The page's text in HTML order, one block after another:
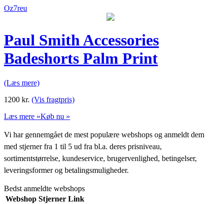
Oz7reu
Paul Smith Accessories
Badeshorts Palm Print
(Læs mere)
1200 kr. (Vis fragtpris)
Læs mere »Køb nu »
Vi har gennemgået de mest populære webshops og anmeldt dem
med stjerner fra 1 til 5 ud fra bl.a. deres prisniveau,
sortimentstørrelse, kundeservice, brugervenlighed, betingelser,
leveringsformer og betalingsmuligheder.
Bedst anmeldte webshops
Webshop Stjerner Link